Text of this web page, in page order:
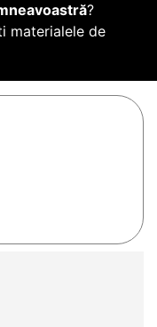
?
materialele de